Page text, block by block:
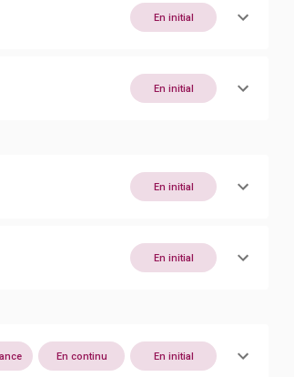
En initial
En initial
En initial
En initial
En continu En initial